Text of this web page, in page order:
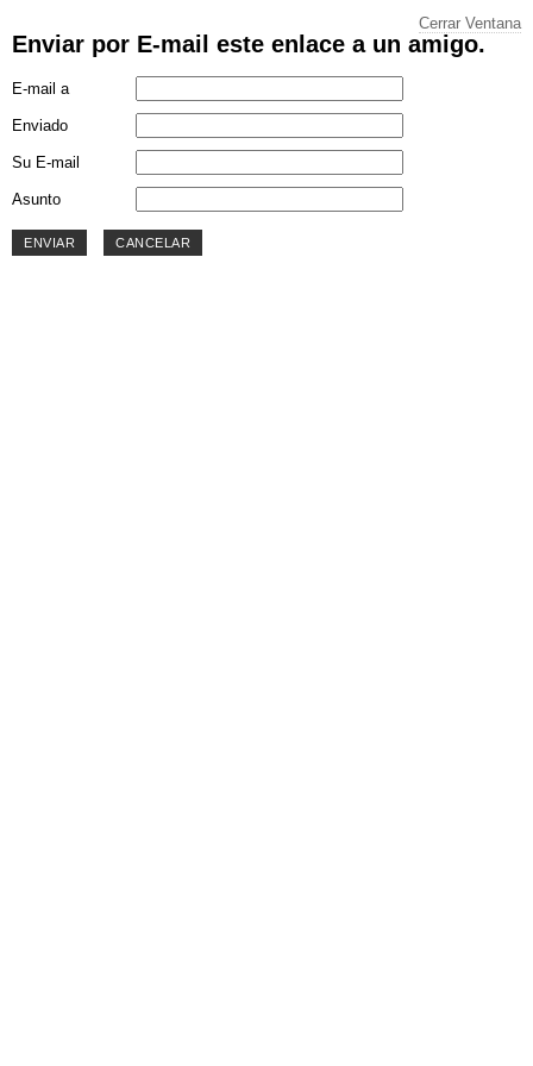
Enviar por E-mail este enlace a un amigo.
Cerrar Ventana
E-mail a
Enviado
Su E-mail
Asunto
ENVIAR CANCELAR